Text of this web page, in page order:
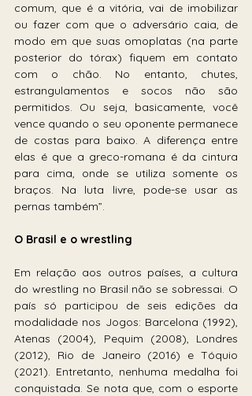
comum, que é a vitória, vai de imobilizar
ou fazer com que o adversário caia, de
modo em que suas omoplatas (na parte
posterior do tórax) fiquem em contato
com o chão. No entanto, chutes,
estrangulamentos e socos não são
permitidos. Ou seja, basicamente, você
vence quando o seu oponente permanece
de costas para baixo. A diferença entre
elas é que a greco-romana é da cintura
para cima, onde se utiliza somente os
braços. Na luta livre, pode-se usar as
pernas também”.
O Brasil e o wrestling
Em relação aos outros países, a cultura
do wrestling no Brasil não se sobressai. O
país só participou de seis edições da
modalidade nos Jogos: Barcelona (1992),
Atenas (2004), Pequim (2008), Londres
(2012), Rio de Janeiro (2016) e Tóquio
(2021). Entretanto, nenhuma medalha foi
conquistada. Se nota que, com o esporte